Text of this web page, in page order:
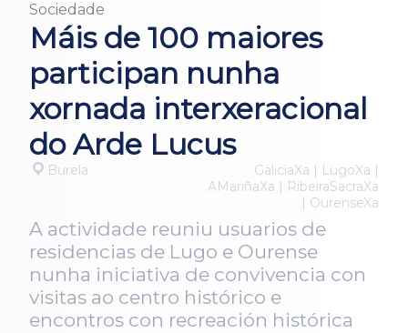
Sociedade
Máis de 100 maiores
participan nunha
xornada interxeracional
do Arde Lucus
Burela
GaliciaXa | LugoXa |
AMariñaXa | RibeiraSacraXa
| OurenseXa
A actividade reuniu usuarios de
residencias de Lugo e Ourense
nunha iniciativa de convivencia con
visitas ao centro histórico e
encontros con recreación histórica